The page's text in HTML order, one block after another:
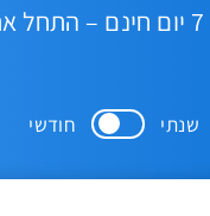
שנתי חודשי